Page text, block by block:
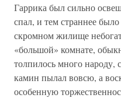
Гаррика был сильно
спал, и тем страннее
скромном жилище
«большой» комнате,
толпилось много
камин пылал вовсю, а
особенную